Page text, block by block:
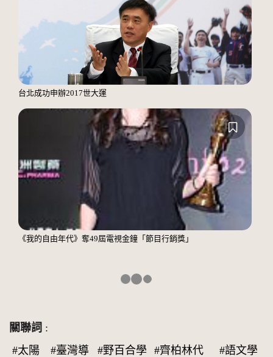
台北成功申辦2017世大運
《我的自由年代》奪49屆電視金鐘「節目行銷獎」
關聯詞 :
#太陽
#臺灣導
#野百合學
#齊柏林代
#語文學